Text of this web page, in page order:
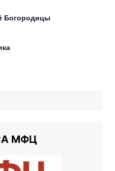
Богородицы
МФЦ